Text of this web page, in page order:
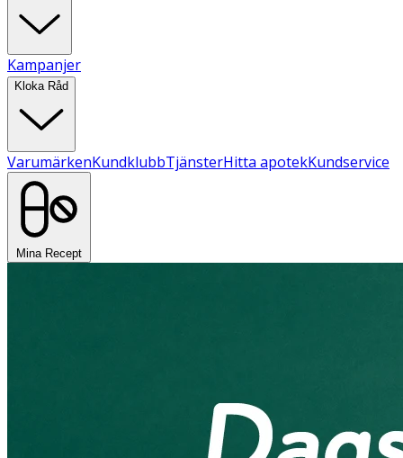
Kampanjer
Kloka Råd
VarumärkenKundklubbTjänsterHitta apotekKundservice
Mina Recept